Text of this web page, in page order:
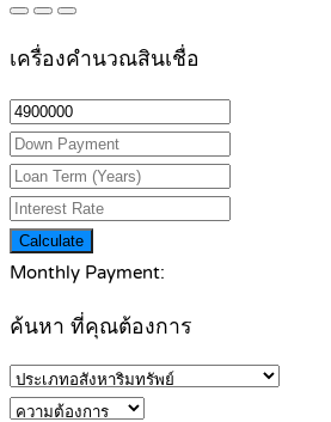
เครื่องคำนวณสินเชื่อ
Calculate
Monthly Payment:
ค้นหา ที่คุณต้องการ